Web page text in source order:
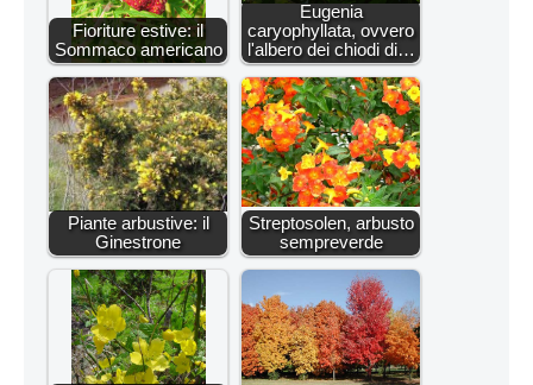
Fioriture estive: il
Sommaco americano
Eugenia
caryophyllata, ovvero
l'albero dei chiodi di…
Piante arbustive: il
Ginestrone
Streptosolen, arbusto
sempreverde